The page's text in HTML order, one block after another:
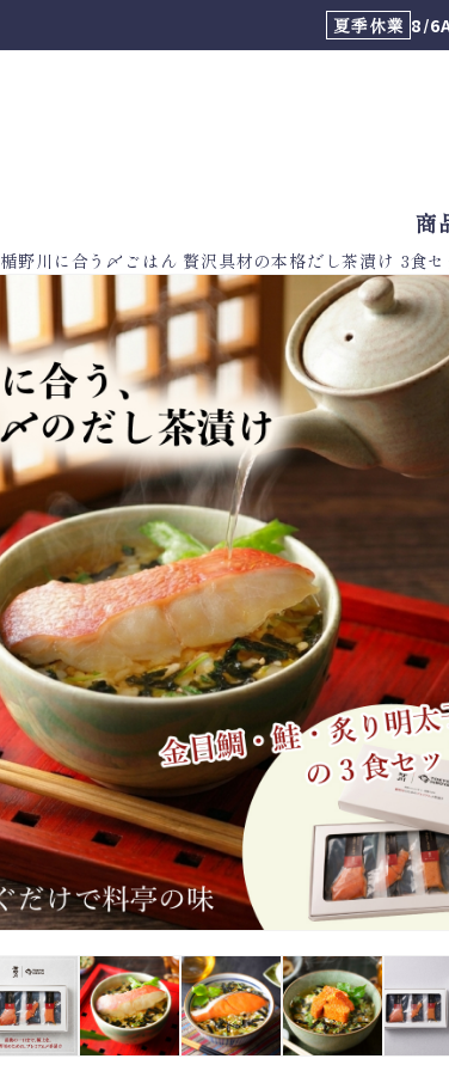
夏季休業 8/
商
楯野川に合う〆ごはん 贅沢具材の本格だし茶漬け 3食セ